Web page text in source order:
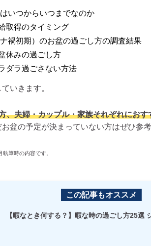
いつからいつまでなのか
取得のタイミング
禍初期）のお盆の過ごし方の調査結果
休みの過ごし方
ダラ過ごさない方法
いきます。
、夫婦・カップル・家族それぞれにお
盆の予定が決まっていない方はぜひ参
筆時の内容です。
この記事もオススメ
【暇なとき何する？】暇な時の過ごし方25選